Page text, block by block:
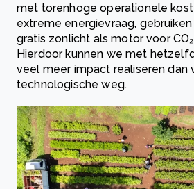
met torenhoge operationele
extreme energievraag,
gratis zonlicht als motor voor
Hierdoor kunnen we met
veel meer impact realiseren dan
technologische weg.